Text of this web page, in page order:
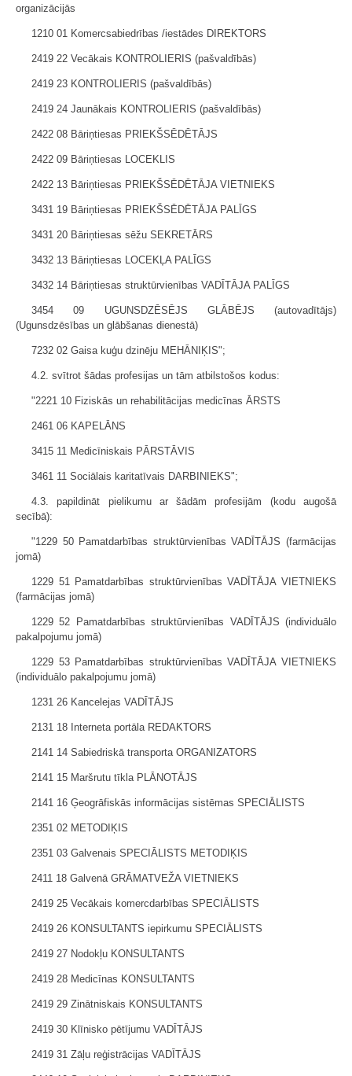
organizācijās
1210 01 Komercsabiedrības /iestādes DIREKTORS
2419 22 Vecākais KONTROLIERIS (pašvaldībās)
2419 23 KONTROLIERIS (pašvaldībās)
2419 24 Jaunākais KONTROLIERIS (pašvaldībās)
2422 08 Bāriņtiesas PRIEKŠSĒDĒTĀJS
2422 09 Bāriņtiesas LOCEKLIS
2422 13 Bāriņtiesas PRIEKŠSĒDĒTĀJA VIETNIEKS
3431 19 Bāriņtiesas PRIEKŠSĒDĒTĀJA PALĪGS
3431 20 Bāriņtiesas sēžu SEKRETĀRS
3432 13 Bāriņtiesas LOCEKĻA PALĪGS
3432 14 Bāriņtiesas struktūrvienības VADĪTĀJA PALĪGS
3454 09 UGUNSDZĒSĒJS GLĀBĒJS (autovadītājs)
(Ugunsdzēsības un glābšanas dienestā)
7232 02 Gaisa kuģu dzinēju MEHĀNIĶIS";
4.2. svītrot šādas profesijas un tām atbilstošos kodus:
"2221 10 Fiziskās un rehabilitācijas medicīnas ĀRSTS
2461 06 KAPELĀNS
3415 11 Medicīniskais PĀRSTĀVIS
3461 11 Sociālais karitatīvais DARBINIEKS";
4.3. papildināt pielikumu ar šādām profesijām (kodu augošā
secībā):
"1229 50 Pamatdarbības struktūrvienības VADĪTĀJS (farmācijas
jomā)
1229 51 Pamatdarbības struktūrvienības VADĪTĀJA VIETNIEKS
(farmācijas jomā)
1229 52 Pamatdarbības struktūrvienības VADĪTĀJS (individuālo
pakalpojumu jomā)
1229 53 Pamatdarbības struktūrvienības VADĪTĀJA VIETNIEKS
(individuālo pakalpojumu jomā)
1231 26 Kancelejas VADĪTĀJS
2131 18 Interneta portāla REDAKTORS
2141 14 Sabiedriskā transporta ORGANIZATORS
2141 15 Maršrutu tīkla PLĀNOTĀJS
2141 16 Ģeogrāfiskās informācijas sistēmas SPECIĀLISTS
2351 02 METODIĶIS
2351 03 Galvenais SPECIĀLISTS METODIĶIS
2411 18 Galvenā GRĀMATVEŽA VIETNIEKS
2419 25 Vecākais komercdarbības SPECIĀLISTS
2419 26 KONSULTANTS iepirkumu SPECIĀLISTS
2419 27 Nodokļu KONSULTANTS
2419 28 Medicīnas KONSULTANTS
2419 29 Zinātniskais KONSULTANTS
2419 30 Klīnisko pētījumu VADĪTĀJS
2419 31 Zāļu reģistrācijas VADĪTĀJS